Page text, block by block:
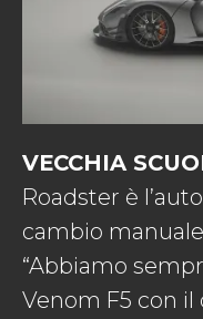
VECCHIA
Roadster è
cambio manuale
“Abbiamo
Venom F5 con